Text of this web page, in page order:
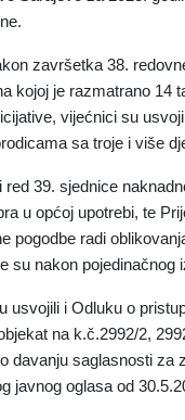
završetka 38.
kojoj je razmatrano 14
vijećnici su
sa troje i više
red 39. sjednice
u općoj upotrebi, te
pogodbe radi
su nakon pojedinačnog
usvojili i Odluku o
na k.č.2992/2,
davanju saglasnosti za
javnog oglasa od